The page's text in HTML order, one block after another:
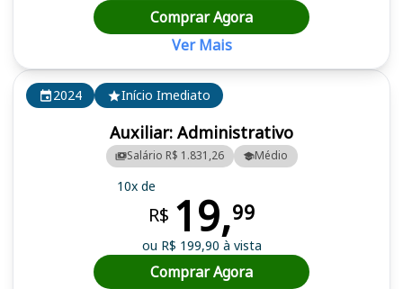
2024 Início Imediato
Auxiliar: Administrativo
Salário R$ 1.831,26 Médio
10x de
R$ 19,99
ou R$ 199,90 à vista
Comprar Agora
Comprar Agora
Ver Mais